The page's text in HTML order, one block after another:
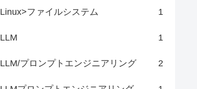
Linux>ファイルシステム 1
LLM 1
LLM/プロンプトエンジニアリング 2